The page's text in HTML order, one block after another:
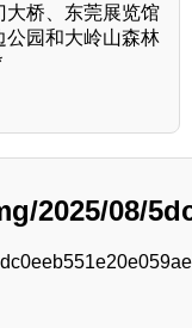
大桥、东莞展览馆
公园和大岭山森林
2025/08/